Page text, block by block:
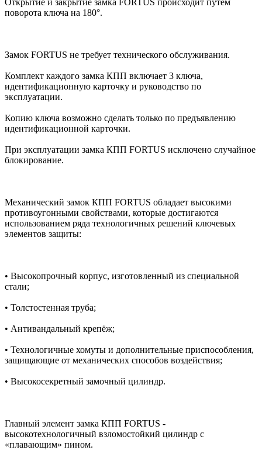
поворота ключа на 180°.
Замок FORTUS не требует технического обслуживания.
Комплект каждого замка КПП включает 3 ключа,
идентификационную карточку и руководство по
эксплуатации.
Копию ключа возможно сделать только по предъявлению
идентификационной карточки.
При эксплуатации замка КПП FORTUS исключено случайное
блокирование.
Механический замок КПП FORTUS обладает высокими
противоугонными свойствами, которые достигаются
использованием ряда технологичных решений ключевых
элементов защиты:
• Высокопрочный корпус, изготовленный из специальной
стали;
• Толстостенная труба;
• Антивандальный крепёж;
• Технологичные хомуты и дополнительные приспособления,
защищающие от механических способов воздействия;
• Высокосекретный замочный цилиндр.
Главный элемент замка КПП FORTUS -
высокотехнологичный взломостойкий цилиндр c
«плавающим» пином.